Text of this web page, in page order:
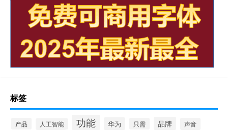
标签
产品 人工智能 功能 华为 只需 品牌 声音